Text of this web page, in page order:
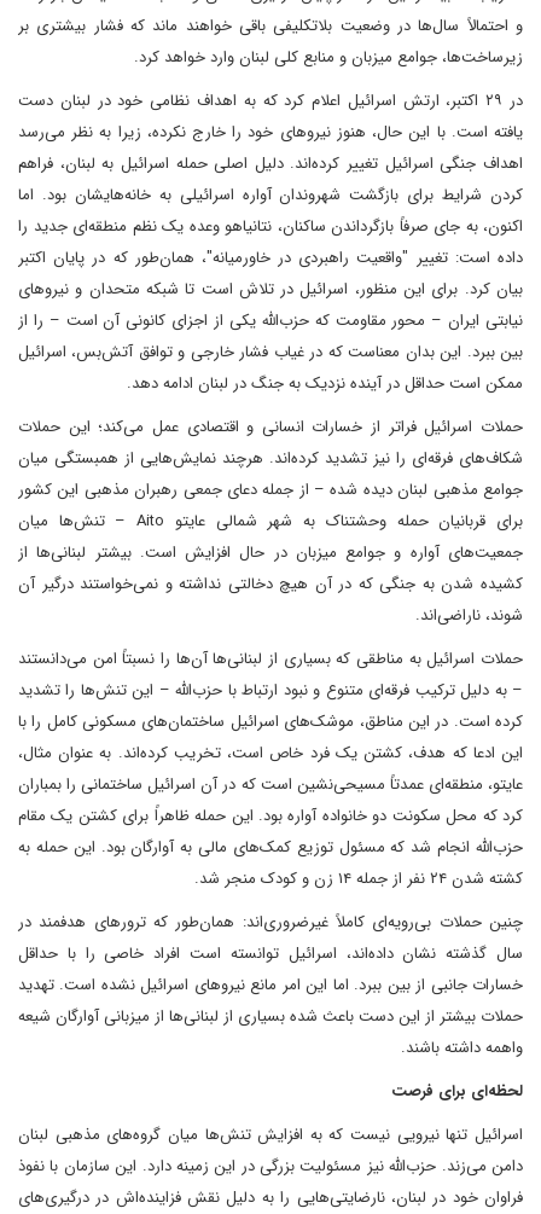
و احتمالاً سال‌ها در وضعیت بلاتکلیفی باقی خواهند ماند که فشار بیشتری بر
زیرساخت‌ها، جوامع میزبان و منابع کلی لبنان وارد خواهد کرد.
در ۲۹ اکتبر، ارتش اسرائیل اعلام کرد که به اهداف نظامی خود در لبنان دست
یافته است. با این حال، هنوز نیروهای خود را خارج نکرده، زیرا به نظر می‌رسد
اهداف جنگی اسرائیل تغییر کرده‌اند. دلیل اصلی حمله اسرائیل به لبنان، فراهم
کردن شرایط برای بازگشت شهروندان آواره اسرائیلی به خانه‌هایشان بود. اما
اکنون، به جای صرفاً بازگرداندن ساکنان، نتانیاهو وعده یک نظم منطقه‌ای جدید را
داده است: تغییر "واقعیت راهبردی در خاورمیانه"، همان‌طور که در پایان اکتبر
بیان کرد. برای این منظور، اسرائیل در تلاش است تا شبکه متحدان و نیروهای
نیابتی ایران – محور مقاومت که حزب‌الله یکی از اجزای کانونی آن است – را از
بین ببرد. این بدان معناست که در غیاب فشار خارجی و توافق آتش‌بس، اسرائیل
ممکن است حداقل در آینده نزدیک به جنگ در لبنان ادامه دهد.
حملات اسرائیل فراتر از خسارات انسانی و اقتصادی عمل می‌کند؛ این حملات
شکاف‌های فرقه‌ای را نیز تشدید کرده‌اند. هرچند نمایش‌هایی از همبستگی میان
جوامع مذهبی لبنان دیده شده – از جمله دعای جمعی رهبران مذهبی این کشور
برای قربانیان حمله وحشتناک به شهر شمالی عایتو Aito – تنش‌ها میان
جمعیت‌های آواره و جوامع میزبان در حال افزایش است. بیشتر لبنانی‌ها از
کشیده شدن به جنگی که در آن هیچ دخالتی نداشته و نمی‌خواستند درگیر آن
شوند، ناراضی‌اند.
حملات اسرائیل به مناطقی که بسیاری از لبنانی‌ها آن‌ها را نسبتاً امن می‌دانستند
– به دلیل ترکیب فرقه‌ای متنوع و نبود ارتباط با حزب‌الله – این تنش‌ها را تشدید
کرده است. در این مناطق، موشک‌های اسرائیل ساختمان‌های مسکونی کامل را با
این ادعا که هدف، کشتن یک فرد خاص است، تخریب کرده‌اند. به عنوان مثال،
عایتو، منطقه‌ای عمدتاً مسیحی‌نشین است که در آن اسرائیل ساختمانی را بمباران
کرد که محل سکونت دو خانواده آواره بود. این حمله ظاهراً برای کشتن یک مقام
حزب‌الله انجام شد که مسئول توزیع کمک‌های مالی به آوارگان بود. این حمله به
کشته شدن ۲۴ نفر از جمله ۱۴ زن و کودک منجر شد.
چنین حملات بی‌رویه‌ای کاملاً غیرضروری‌اند: همان‌طور که ترورهای هدفمند در
سال گذشته نشان داده‌اند، اسرائیل توانسته است افراد خاصی را با حداقل
خسارات جانبی از بین ببرد. اما این امر مانع نیروهای اسرائیل نشده است. تهدید
حملات بیشتر از این دست باعث شده بسیاری از لبنانی‌ها از میزبانی آوارگان شیعه
واهمه داشته باشند.
لحظه‌ای برای فرصت
اسرائیل تنها نیرویی نیست که به افزایش تنش‌ها میان گروه‌های مذهبی لبنان
دامن می‌زند. حزب‌الله نیز مسئولیت بزرگی در این زمینه دارد. این سازمان با نفوذ
فراوان خود در لبنان، نارضایتی‌هایی را به دلیل نقش فزاینده‌اش در درگیری‌های